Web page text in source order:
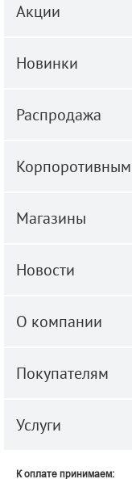
Акции
Новинки
Распродажа
Магазины
Новости
О компании
Покупателям
Услуги
К оплате принимаем: